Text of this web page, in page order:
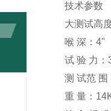
技术参数
大测试高
喉 深：4"
试 验 力：
测 试范
重 量：